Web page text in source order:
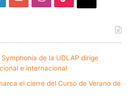
de la UDLAP dirige
e internacional
el cierre del Curso de Verano de